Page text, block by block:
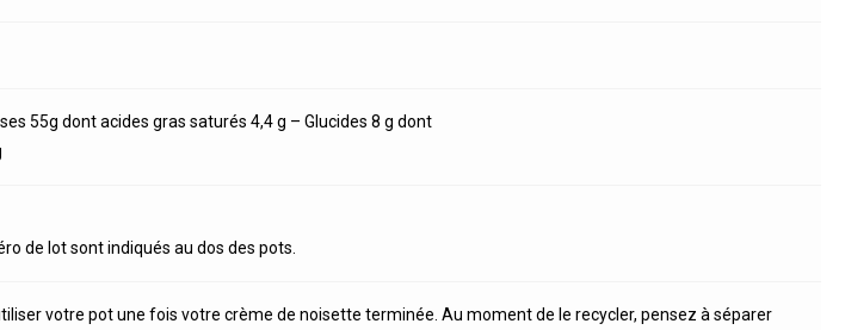
55g dont acides gras saturés 4,4 g – Glucides 8 g dont
de lot sont indiqués au dos des pots.
votre pot une fois votre crème de noisette terminée. Au moment de le recycler, pensez à séparer